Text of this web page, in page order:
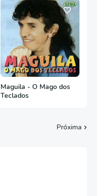
Maguila - O Mago dos
Teclados
Próxima